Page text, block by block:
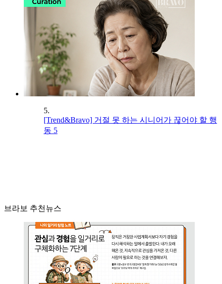
5.
[Trend&Bravo] 거절 못 하는 시니어가 끊어야 할 행
동 5
브라보 추천뉴스